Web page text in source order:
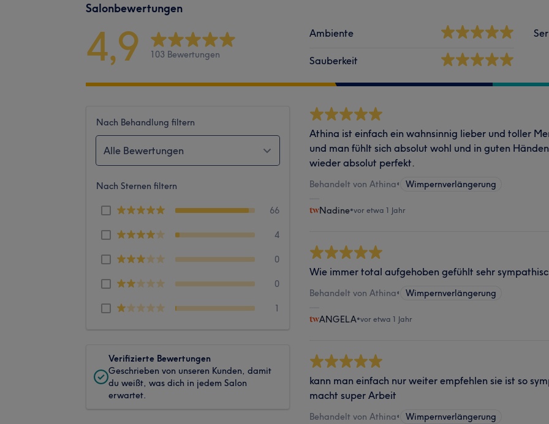
Salonbewertungen
4,9 103 Bewertungen
Ambiente
Sauberkeit
Nach Behandlung filtern
Alle Bewertungen
Nach Sternen filtern
66
4
0
0
1
Verifizierte Bewertungen
Geschrieben von unseren Kunden, damit
du weißt, was dich in jedem Salon
erwartet.
Athina ist einfach ein wahnsinnig lieber und toller
und man fühlt sich absolut wohl und in guten
wieder absolut perfekt.
Behandelt von Athina• Wimpernverlängerung
Nadine•vor etwa 1 Jahr
Wie immer total aufgehoben gefühlt sehr
Behandelt von Athina• Wimpernverlängerung
ANGELA•vor etwa 1 Jahr
kann man einfach nur weiter empfehlen sie ist so
macht super Arbeit
Behandelt von Athina• Wimpernverlängerung